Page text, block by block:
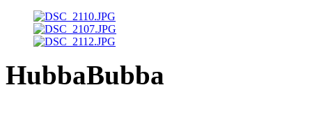
HubbaBubba